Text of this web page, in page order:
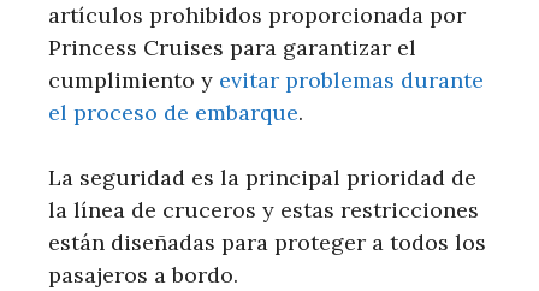
artículos prohibidos proporcionada por
Princess Cruises para garantizar el
cumplimiento y evitar problemas durante
el proceso de embarque.
La seguridad es la principal prioridad de
la línea de cruceros y estas restricciones
están diseñadas para proteger a todos los
pasajeros a bordo.